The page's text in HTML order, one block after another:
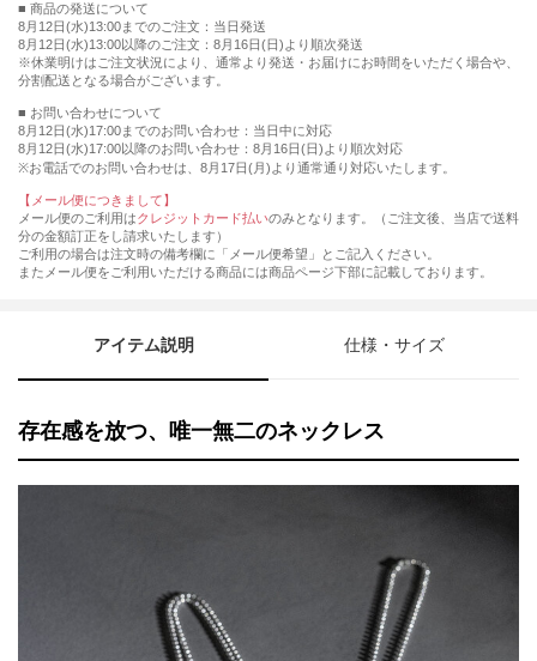
■ 商品の発送について
8月12日(水)13:00までのご注文：当日発送
8月12日(水)13:00以降のご注文：8月16日(日)より順次発送
※休業明けはご注文状況により、通常より発送・お届けにお時間をいただく場合や、
分割配送となる場合がございます。
■ お問い合わせについて
8月12日(水)17:00までのお問い合わせ：当日中に対応
8月12日(水)17:00以降のお問い合わせ：8月16日(日)より順次対応
※お電話でのお問い合わせは、8月17日(月)より通常通り対応いたします。
【メール便につきまして】
メール便のご利用はクレジットカード払いのみとなります。（ご注文後、当店で送料
分の金額訂正をし請求いたします）
ご利用の場合は注文時の備考欄に「メール便希望」とご記入ください。
またメール便をご利用いただける商品には商品ページ下部に記載しております。
アイテム説明 仕様・サイズ
存在感を放つ、唯一無二のネックレス